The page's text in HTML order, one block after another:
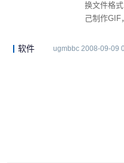
换文件格
己制作GIF
软件 ugmbbc 2008-09-09